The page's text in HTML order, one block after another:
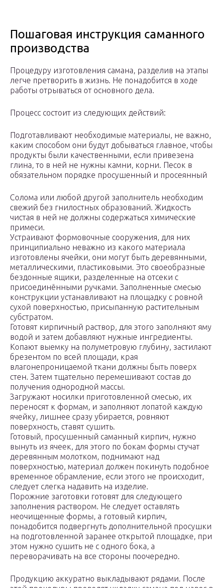
Пошаговая инструкция саманного
производства
Процедуру изготовления самана, разделив на этапы
легче претворить в жизнь. Не понадобится в ходе
работы отрываться от основного дела.
Процесс состоит из следующих действий:
Подготавливают необходимые материалы, не важно,
каким способом они будут добываться главное, чтобы
продукты были качественными, если привезена
глина, то в ней не нужны камни, корни. Песок в
обязательном порядке просушенный и просеянный
Солома или любой другой заполнитель необходим
свежий без гнилостных образований. Жидкость
чистая в ней не должны содержаться химические
примеси.
Устраивают формовочные сооружения, для них
принципиально неважно из какого материала
изготовлены ячейки, они могут быть деревянными,
металлическими, пластиковыми. Это своеобразные
бездонные ящики, разделенные на отсеки с
присоединёнными ручками. Заполненные смесью
конструкции устанавливают на площадку с ровной
сухой поверхностью, присыпанную растительным
субстратом.
Готовят кирпичный раствор, для этого заполняют яму
водой и затем добавляют нужные ингредиенты.
Копают выемку на полуметровую глубину, застилают
брезентом по всей площади, края
влагонепроницаемой ткани должны быть поверх
стен. Затем тщательно перемешивают состав до
получения однородной массы.
Загружают носилки приготовленной смесью, их
переносят к формам, и заполняют лопатой каждую
ячейку, лишнее сразу убирается, ровняют
поверхность, ставят сушить.
Готовый, просушенный саманный кирпич, нужно
вынуть из ячеек, для этого по бокам формы стучат
деревянным молотком, поднимают над
поверхностью, материал должен покинуть подобное
временное обрамление, если этого не происходит,
следует слегка надавить на изделие.
Порожние заготовки готовят для следующего
заполнения раствором. Не следует оставлять
неочищенные формы, а готовый кирпич,
понадобится подвергнуть дополнительной просушки
на подготовленной заранее открытой площадке, при
этом нужно сушить не с одного бока, а
переворачивать на все стороны поочередно.
Продукцию аккуратно выкладывают рядами. После